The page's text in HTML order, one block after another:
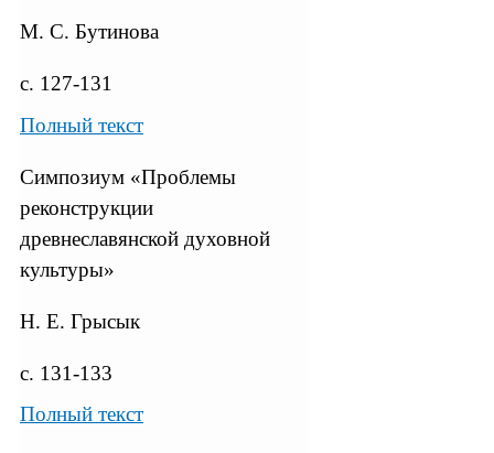
М. С. Бутинова
с. 127-131
Полный текст
Симпозиум «Проблемы
реконструкции
древнеславянской духовной
культуры»
Н. Е. Грысык
с. 131-133
Полный текст